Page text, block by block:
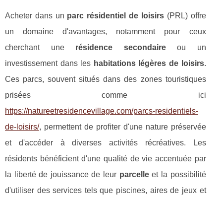
Acheter dans un parc résidentiel de loisirs(PRL) offre
un domaine d'avantages, notamment pour ceux
cherchant une résidence secondaireou un
investissement dans les habitations légères de loisirs.
Ces parcs, souvent situés dans des zones touristiques
prisées comme ici
https://natureetresidencevillage.com/parcs-residentiels-
de-loisirs/, permettent de profiter d'une nature préservée
et d'accéder à diverses activités récréatives. Les
résidents bénéficient d'une qualité de vie accentuée par
la liberté de jouissance de leur parcelleet la possibilité
d'utiliser des services tels que piscines, aires de jeux et